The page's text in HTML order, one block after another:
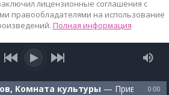
лицензионные соглашения с
правообладателями на использование
Полная информация
0:00
Комната культуры — Привет